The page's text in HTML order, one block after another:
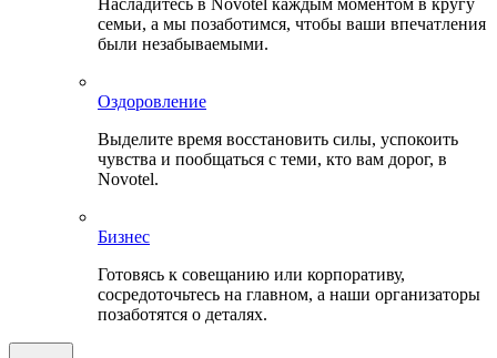
Насладитесь в Novotel каждым моментом в кругу
семьи, а мы позаботимся, чтобы ваши впечатления
были незабываемыми.
Оздоровление
Выделите время восстановить силы, успокоить
чувства и пообщаться с теми, кто вам дорог, в
Novotel.
Бизнес
Готовясь к совещанию или корпоративу,
сосредоточьтесь на главном, а наши организаторы
позаботятся о деталях.